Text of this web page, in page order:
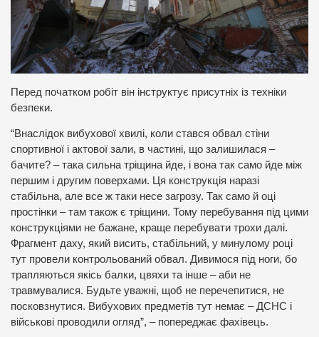
Перед початком робіт він інструктує присутніх із техніки
безпеки.
“Внаслідок вибухової хвилі, коли стався обвал стіни
спортивної і актової зали, в частині, що залишилася –
бачите? – така сильна тріщина йде, і вона так само йде між
першим і другим поверхами. Ця конструкція наразі
стабільна, але все ж таки несе загрозу. Так само й оці
простінки – там також є тріщини. Тому перебування під цими
конструкціями не бажане, краще перебувати трохи далі.
Фрагмент даху, який висить, стабільний, у минулому році
тут провели контрольований обвал. Дивимося під ноги, бо
трапляються якісь балки, цвяхи та інше – аби не
травмувалися. Будьте уважні, щоб не перечепитися, не
посковзнутися. Вибухових предметів тут немає – ДСНС і
військові проводили огляд”, – попереджає фахівець.